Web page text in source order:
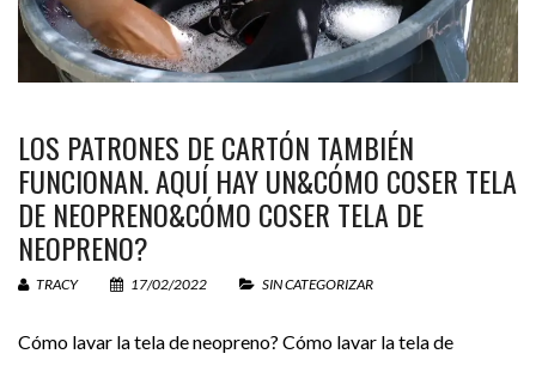
LOS PATRONES DE CARTÓN TAMBIÉN
FUNCIONAN. AQUÍ HAY UN&CÓMO COSER TELA
DE NEOPRENO&CÓMO COSER TELA DE
NEOPRENO?
TRACY 17/02/2022 SIN CATEGORIZAR
Cómo lavar la tela de neopreno? Cómo lavar la tela de